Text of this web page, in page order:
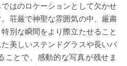
はのロケーションとして欠かせ
荘厳で神聖な雰囲気の中、厳粛
別な瞬間をより際立たせること
美しいステンドグラスや長いバ
ことで、感動的な写真が残せま